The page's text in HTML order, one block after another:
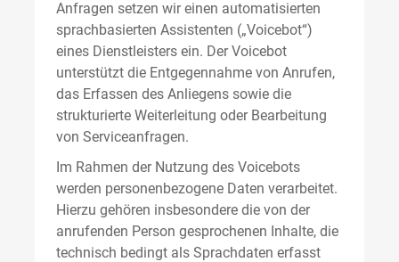
Anfragen setzen wir einen automatisierten
sprachbasierten Assistenten („Voicebot“)
eines Dienstleisters ein. Der Voicebot
unterstützt die Entgegennahme von Anrufen,
das Erfassen des Anliegens sowie die
strukturierte Weiterleitung oder Bearbeitung
von Serviceanfragen.
Im Rahmen der Nutzung des Voicebots
werden personenbezogene Daten verarbeitet.
Hierzu gehören insbesondere die von der
anrufenden Person gesprochenen Inhalte, die
technisch bedingt als Sprachdaten erfasst